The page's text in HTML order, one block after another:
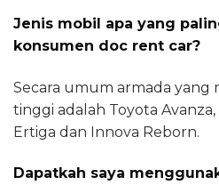
Jenis mobil apa yang
konsumen doc rent car?
Secara umum armada yang
tinggi adalah Toyota
Ertiga dan Innova Reborn.
Dapatkah saya